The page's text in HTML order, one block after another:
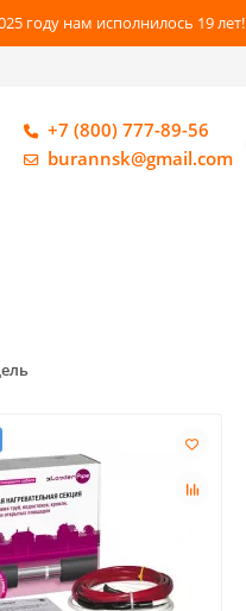
году нам исполнилось 19 лет!
+7 (800) 777-89-56
burannsk@gmail.com